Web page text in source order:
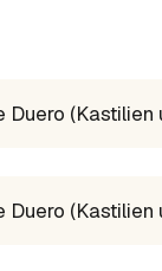
(Kastilien
(Kastilien